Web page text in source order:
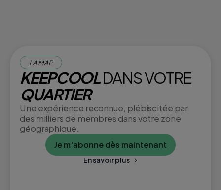
LA MAP
KEEPCOOLDANS VOTRE
QUARTIER
Une expérience reconnue, plébiscitée par
des milliers de membres dans votre zone
géographique.
Je m'abonne dès maintenant
En savoir plus